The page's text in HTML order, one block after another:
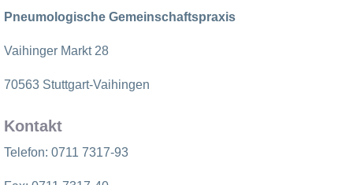
Pneumologische Gemeinschaftspraxis
Vaihinger Markt 28
70563 Stuttgart-Vaihingen
Kontakt
Telefon: 0711 7317-93